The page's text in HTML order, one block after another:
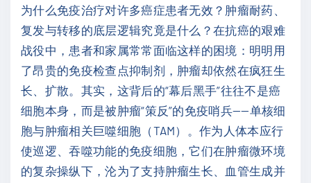
为什么免疫治疗对许多癌症患者无效？肿瘤耐药、
复发与转移的底层逻辑究竟是什么？在抗癌的艰难
战役中，患者和家属常常面临这样的困境：明明用
了昂贵的免疫检查点抑制剂，肿瘤却依然在疯狂生
长、扩散。其实，这背后的“幕后黑手”往往不是癌
细胞本身，而是被肿瘤“策反”的免疫哨兵——单核细
胞与肿瘤相关巨噬细胞（TAM）。作为人体本应行
使巡逻、吞噬功能的免疫细胞，它们在肿瘤微环境
的复杂操纵下，沦为了支持肿瘤生长、血管生成并